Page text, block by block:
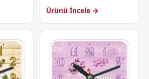
Ürünü İncele →